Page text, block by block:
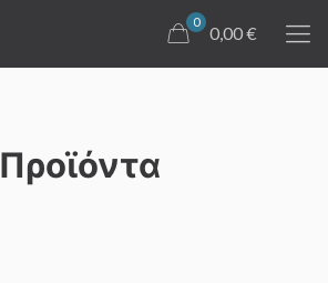
0
0,00 €
Προϊόντα